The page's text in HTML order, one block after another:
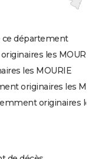
ce département
les
les MOURIE
originaires les
originaires